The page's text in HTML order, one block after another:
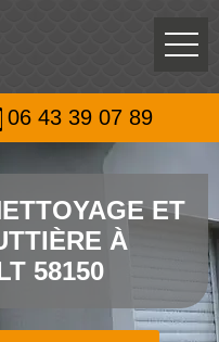
06 43 39 07 89
ET
À
58150